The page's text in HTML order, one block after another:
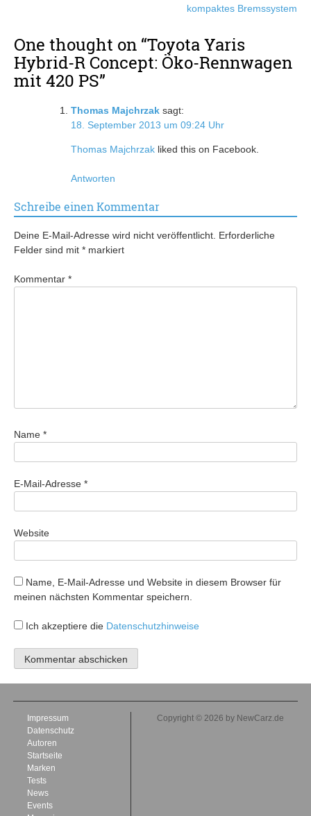
kompaktes Bremssystem
One thought on “Toyota Yaris
Hybrid-R Concept: Öko-Rennwagen
mit 420 PS”
Thomas Majchrzak sagt:
18. September 2013 um 09:24 Uhr
Thomas Majchrzak liked this on Facebook.
Antworten
Schreibe einen Kommentar
Deine E-Mail-Adresse wird nicht veröffentlicht. Erforderliche
Felder sind mit * markiert
Kommentar *
Name *
E-Mail-Adresse *
Website
Name, E-Mail-Adresse und Website in diesem Browser für
meinen nächsten Kommentar speichern.
Ich akzeptiere die Datenschutzhinweise
Impressum
Datenschutz
Autoren
Startseite
Marken
Tests
News
Events
Copyright © 2026 by NewCarz.de